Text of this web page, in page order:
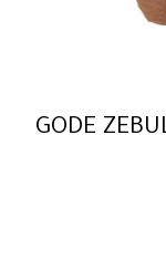
GODE